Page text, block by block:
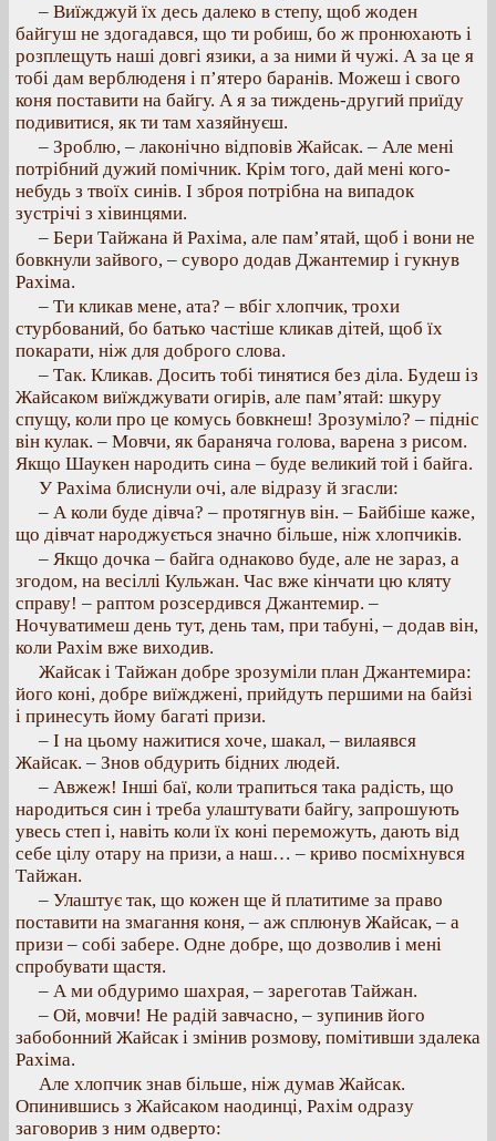
– Виїжджуй їх десь далеко в степу, щоб жоден
байгуш не здогадався, що ти робиш, бо ж пронюхають і
розплещуть наші довгі язики, а за ними й чужі. А за це я
тобі дам верблюденя і п’ятеро баранів. Можеш і свого
коня поставити на байгу. А я за тиждень-другий приїду
подивитися, як ти там хазяйнуєш.
– Зроблю, – лаконічно відповів Жайсак. – Але мені
потрібний дужий помічник. Крім того, дай мені кого-
небудь з твоїх синів. І зброя потрібна на випадок
зустрічі з хівинцями.
– Бери Тайжана й Рахіма, але пам’ятай, щоб і вони не
бовкнули зайвого, – суворо додав Джантемир і гукнув
Рахіма.
– Ти кликав мене, ата? – вбіг хлопчик, трохи
стурбований, бо батько частіше кликав дітей, щоб їх
покарати, ніж для доброго слова.
– Так. Кликав. Досить тобі тинятися без діла. Будеш із
Жайсаком виїжджувати огирів, але пам’ятай: шкуру
спущу, коли про це комусь бовкнеш! Зрозуміло? – підніс
він кулак. – Мовчи, як бараняча голова, варена з рисом.
Якщо Шаукен народить сина – буде великий той і байга.
У Рахіма блиснули очі, але відразу й згасли:
– А коли буде дівча? – протягнув він. – Байбіше каже,
що дівчат народжується значно більше, ніж хлопчиків.
– Якщо дочка – байга однаково буде, але не зараз, а
згодом, на весіллі Кульжан. Час вже кінчати цю кляту
справу! – раптом розсердився Джантемир. –
Ночуватимеш день тут, день там, при табуні, – додав він,
коли Рахім вже виходив.
Жайсак і Тайжан добре зрозуміли план Джантемира:
його коні, добре виїжджені, прийдуть першими на байзі
і принесуть йому багаті призи.
– І на цьому нажитися хоче, шакал, – вилаявся
Жайсак. – Знов обдурить бідних людей.
– Авжеж! Інші баї, коли трапиться така радість, що
народиться син і треба улаштувати байгу, запрошують
увесь степ і, навіть коли їх коні переможуть, дають від
себе цілу отару на призи, а наш… – криво посміхнувся
Тайжан.
– Улаштує так, що кожен ще й платитиме за право
поставити на змагання коня, – аж сплюнув Жайсак, – а
призи – собі забере. Одне добре, що дозволив і мені
спробувати щастя.
– А ми обдуримо шахрая, – зареготав Тайжан.
– Ой, мовчи! Не радій завчасно, – зупинив його
забобонний Жайсак і змінив розмову, помітивши здалека
Рахіма.
Але хлопчик знав більше, ніж думав Жайсак.
Опинившись з Жайсаком наодинці, Рахім одразу
заговорив з ним одверто: